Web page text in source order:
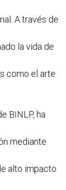
A través de
la vida de
como el arte
BINLP, ha
mediante
alto impacto